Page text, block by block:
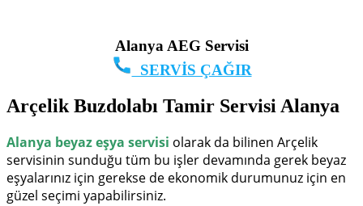
Alanya AEG Servisi
SERVİS ÇAĞIR
Arçelik Buzdolabı Tamir Servisi Alanya
Alanya beyaz eşya servisi olarak da bilinen Arçelik
servisinin sunduğu tüm bu işler devamında gerek beyaz
eşyalarınız için gerekse de ekonomik durumunuz için en
güzel seçimi yapabilirsiniz.